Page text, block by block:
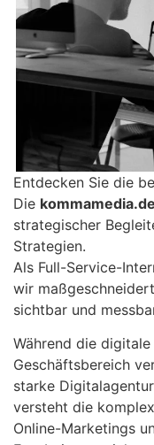
Entdecken Sie die
Die kommamedia.de
strategischer
Strategien.
Als Full-Service-
wir
sichtbar und
Während die
Geschäftsbereich
starke
versteht die
Online-Marketings